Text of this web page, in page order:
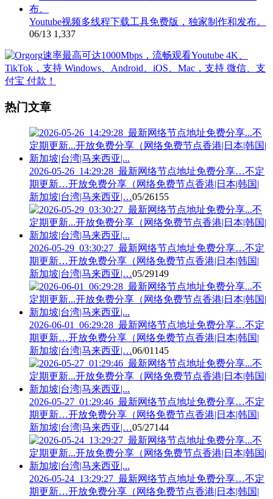
Youtube视频多线程下载工具免费版，独家制作和发布。
06/13 1,337
热门文章
2026-05-26_14:29:28_最新网络节点地址免费分享…不定
期更新…开放免费分享（网络免费节点香港|日本|韩国|
新加坡|台湾|马来西亚|…05/26155
2026-05-29_03:30:27_最新网络节点地址免费分享…不定
期更新…开放免费分享（网络免费节点香港|日本|韩国|
新加坡|台湾|马来西亚|…05/29149
2026-06-01_06:29:28_最新网络节点地址免费分享…不定
期更新…开放免费分享（网络免费节点香港|日本|韩国|
新加坡|台湾|马来西亚|…06/01 145
2026-05-27_01:29:46_最新网络节点地址免费分享…不定
期更新…开放免费分享（网络免费节点香港|日本|韩国|
新加坡|台湾|马来西亚|…05/27144
2026-05-24_13:29:27_最新网络节点地址免费分享…不定
期更新…开放免费分享（网络免费节点香港|日本|韩国|